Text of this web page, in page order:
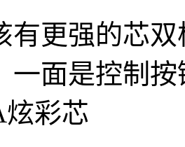
有更强的芯
一面是控制
彩芯